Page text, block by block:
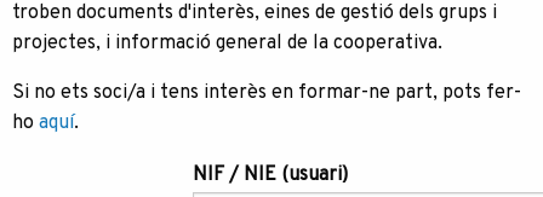
troben documents d'interès, eines de gestió dels grups i
projectes, i informació general de la cooperativa.
Si no ets soci/a i tens interès en formar-ne part, pots fer-
ho aquí.
NIF / NIE (usuari)